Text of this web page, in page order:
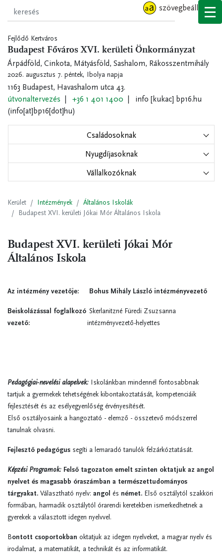
szövegbeállítások
Fejlődő Kertváros
Budapest Főváros XVI. kerületi Önkormányzat
Árpádföld, Cinkota, Mátyásföld, Sashalom, Rákosszentmihály
2026. augusztus 7. péntek, Ibolya napja
1163 Budapest, Havashalom utca 43.
útvonaltervezés
+36 1 401 1400 info [kukac] bp16.hu
(info[at]bp16[dot]hu)
Családosoknak
Nyugdíjasoknak
Vállalkozóknak
Kerület Intézmények
Általános Iskolák
Budapest XVI. kerületi Jókai Mór Általános Iskola
Budapest XVI. kerületi Jókai Mór
Általános Iskola
Az intézmény vezetője:
Beiskolázással foglalkozó
vezető:
Bohus Mihály László intézményvezető
Skerlanitzné Füredi Zsuzsanna
intézményvezető-helyettes
Pedagógiai-nevelési alapelvek: Iskolánkban mindennél fontosabbnak
tartjuk a gyermekek tehetségének kibontakoztatását, kompetenciáik
fejlesztését és az esélyegyenlőség érvényesítését.
Első osztályosaink a hangoztató - elemző - összetevő módszerrel
tanulnak olvasni.
Fejlesztő pedagógus segíti a lemaradó tanulók felzárkóztatását.
Képzési Programok: Felső tagozaton emelt szinten oktatjuk az angol
nyelvet és magasabb óraszámban a természettudományos
tárgyakat. Választható nyelv: angol és német. Első osztálytól szakköri
formában, harmadik osztálytól órarendi keretekben ismerkedhetnek a
gyerekek a választott idegen nyelvvel.
Bontott csoportokban oktatjuk az idegen nyelveket, a magyar nyelv és
irodalmat, a matematikát, a technikát és az informatikát.